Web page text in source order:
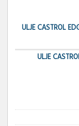
ULJE CASTROL
ULJE